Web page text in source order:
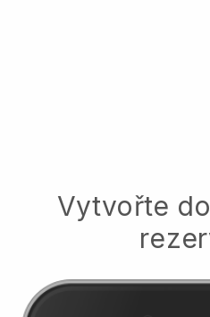
Vytvořte